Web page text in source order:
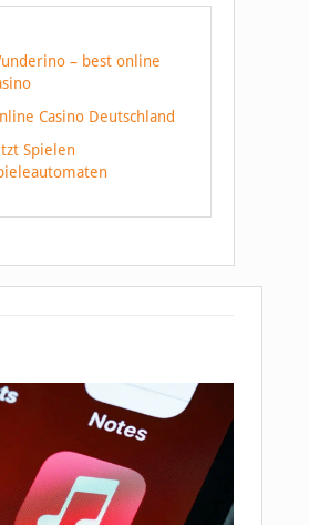
– best online
Casino Deutschland
Spielen